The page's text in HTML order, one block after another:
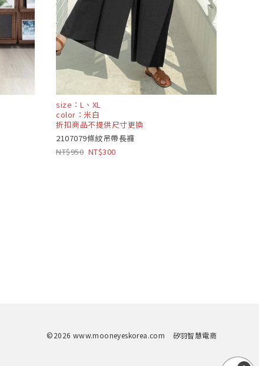
size：L、XL
color：米白
折扣商品不提供尺寸更換
2107079條紋吊帶長褲
950
300
©2026 www.mooneyeskorea.com 矽羽智慧電商